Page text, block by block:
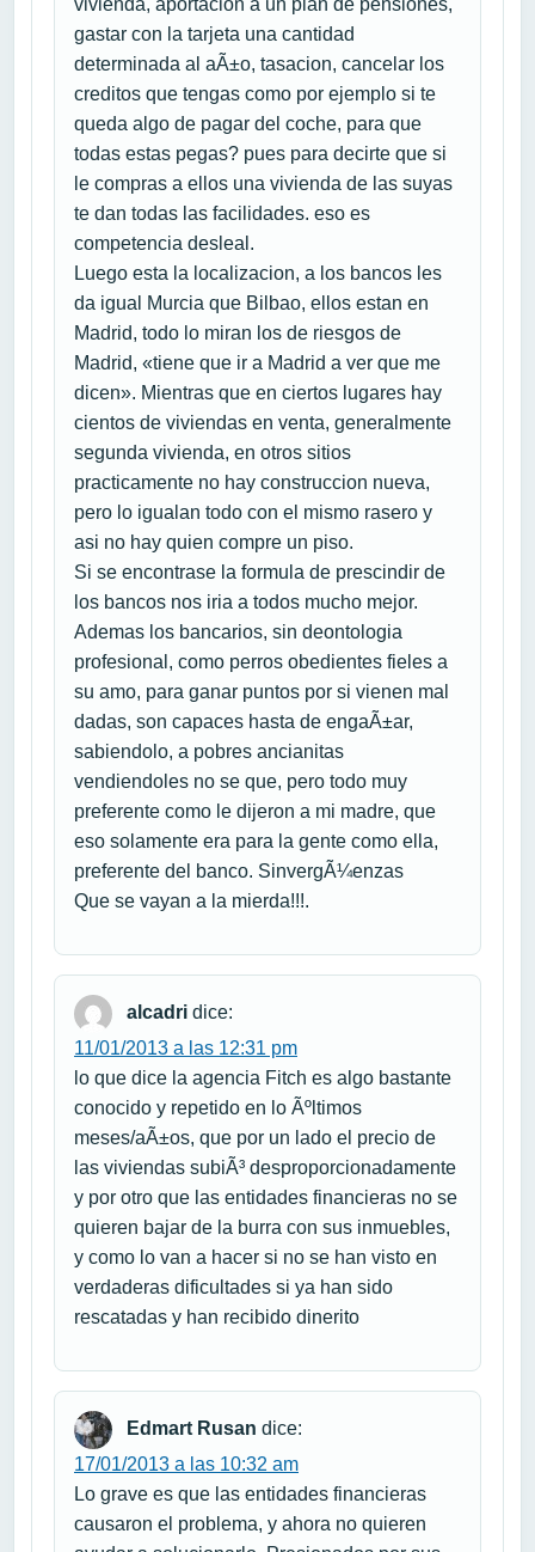
vivienda, aportacion a un plan de pensiones,
gastar con la tarjeta una cantidad
determinada al aÃ±o, tasacion, cancelar los
creditos que tengas como por ejemplo si te
queda algo de pagar del coche, para que
todas estas pegas? pues para decirte que si
le compras a ellos una vivienda de las suyas
te dan todas las facilidades. eso es
competencia desleal.
Luego esta la localizacion, a los bancos les
da igual Murcia que Bilbao, ellos estan en
Madrid, todo lo miran los de riesgos de
Madrid, «tiene que ir a Madrid a ver que me
dicen». Mientras que en ciertos lugares hay
cientos de viviendas en venta, generalmente
segunda vivienda, en otros sitios
practicamente no hay construccion nueva,
pero lo igualan todo con el mismo rasero y
asi no hay quien compre un piso.
Si se encontrase la formula de prescindir de
los bancos nos iria a todos mucho mejor.
Ademas los bancarios, sin deontologia
profesional, como perros obedientes fieles a
su amo, para ganar puntos por si vienen mal
dadas, son capaces hasta de engaÃ±ar,
sabiendolo, a pobres ancianitas
vendiendoles no se que, pero todo muy
preferente como le dijeron a mi madre, que
eso solamente era para la gente como ella,
preferente del banco. SinvergÃ¼enzas
Que se vayan a la mierda!!!.
alcadri dice:
11/01/2013 a las 12:31 pm
lo que dice la agencia Fitch es algo bastante
conocido y repetido en lo Ãºltimos
meses/aÃ±os, que por un lado el precio de
las viviendas subiÃ³ desproporcionadamente
y por otro que las entidades financieras no se
quieren bajar de la burra con sus inmuebles,
y como lo van a hacer si no se han visto en
verdaderas dificultades si ya han sido
rescatadas y han recibido dinerito
Edmart Rusan dice:
17/01/2013 a las 10:32 am
Lo grave es que las entidades financieras
causaron el problema, y ahora no quieren